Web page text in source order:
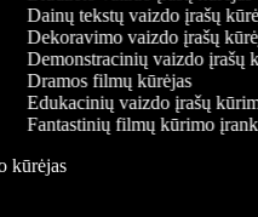
Dainų tekstų vaizdo įrašų
Dekoravimo vaizdo įrašų
Demonstracinių vaizdo įrašų
Dramos filmų kūrėjas
Edukacinių vaizdo įrašų
Fantastinių filmų kūrimo
kūrėjas